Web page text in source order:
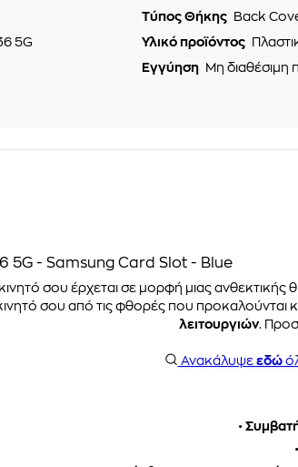
Τύπος Θήκης
Back
5G Υλικό προϊόντος
Εγγύηση Μη διαθέσιμη
5G - Samsung Card Slot - Blue
σου έρχεται σε μορφή μιας ανθεκτικής
σου από τις φθορές που προκαλούνται
λειτουργιών.
Ανακάλυψε εδώ
•
•